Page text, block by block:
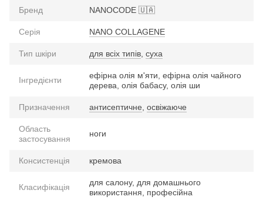
Бренд NANOCODE 🇺🇦
Серія NANO COLLAGENE
Тип шкіри для всіх типів суха
Інгредієнти
ефірна олія м'яти, ефірна олія чайного
дерева, олія бабасу, олія ши
Призначення антисептичне освіжаюче
Область
застосування
ноги
Консистенція кремова
Класифікація
для салону, для домашнього
використання, професійна